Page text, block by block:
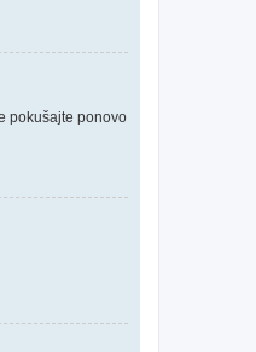
pokušajte ponovo